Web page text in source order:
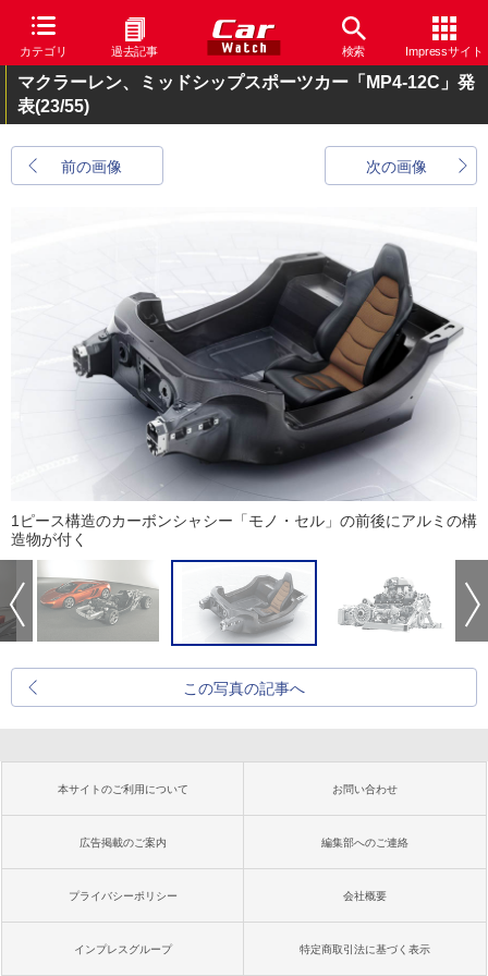
カテゴリ 過去記事 検索 Impressサイト
マクラーレン、ミッドシップスポーツカー「MP4-12C」発
表(23/55)
前の画像 次の画像
1ピース構造のカーボンシャシー「モノ・セル」の前後にアルミの構
造物が付く
この写真の記事へ
本サイトのご利用について お問い合わせ
広告掲載のご案内 編集部へのご連絡
プライバシーポリシー 会社概要
インプレスグループ 特定商取引法に基づく表示